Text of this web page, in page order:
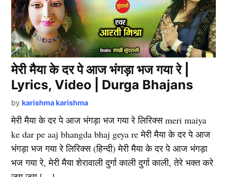
मेरी मैया के दर पे आज भंगड़ा भज गया रे |
Lyrics, Video | Durga Bhajans
by karishma karishma
मेरी मैया के दर पे आज भंगड़ा भज गया रे लिरिक्स meri maiya
ke dar pe aaj bhangda bhaj geya re मेरी मैया के दर पे आज
भंगड़ा भज गया रे लिरिक्स (हिन्दी) मेरी मैया के दर पे आज भंगड़ा
भज गया रे, मेरी मैया शेरावाली दुर्गा काली दुर्गा काली, तेरे भक्त करे